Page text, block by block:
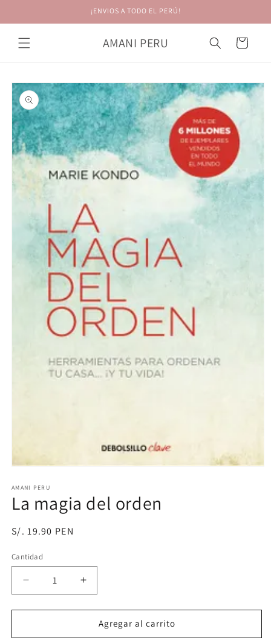
al contenido
¡ENVIOS A TODO EL PERÚ!
AMANI PERU Carrito
directamente
a la
información
del producto
multimedia
1
modal
AMANI PERU
La magia del orden
Precio
S/. 19.90 PEN
Cantidad
Reducir
cantidad
para
magia
Aumentar
cantidad
para
magia
Agregar al carrito